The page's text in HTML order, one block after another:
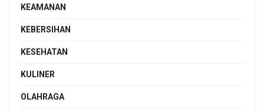
KEAMANAN
KEBERSIHAN
KESEHATAN
KULINER
OLAHRAGA